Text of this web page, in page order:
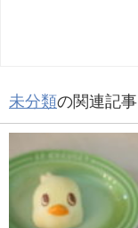
未分類の関連記事